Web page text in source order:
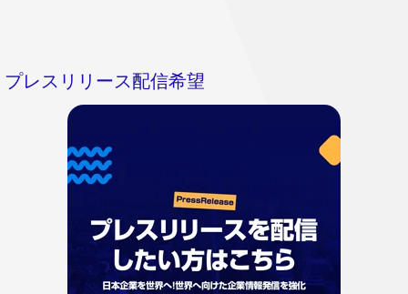
プレスリリース配信希望